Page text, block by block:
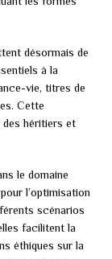
désormais de
à la
vie, titres de
Cette
héritiers et
le domaine
l’optimisation
scénarios
facilitent la
éthiques sur la